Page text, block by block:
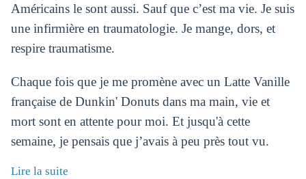
Américains le sont aussi. Sauf que c’est ma vie. Je suis
une infirmière en traumatologie. Je mange, dors, et
respire traumatisme.
Chaque fois que je me promène avec un Latte Vanille
française de Dunkin' Donuts dans ma main, vie et
mort sont en attente pour moi. Et jusqu'à cette
semaine, je pensais que j’avais à peu près tout vu.
Lire la suite